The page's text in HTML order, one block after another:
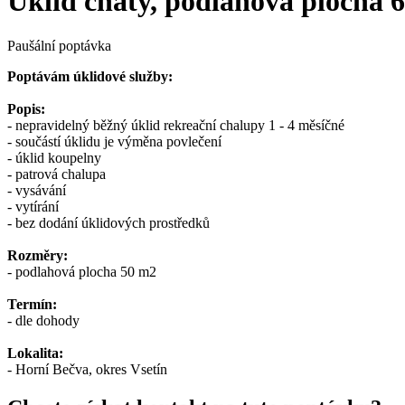
Paušální poptávka
Poptávám úklidové služby:
Popis:
- nepravidelný běžný úklid rekreační chalupy 1 - 4 měsíčné
- součástí úklidu je výměna povlečení
- úklid koupelny
- patrová chalupa
- vysávání
- vytírání
- bez dodání úklidových prostředků
Rozměry:
- podlahová plocha 50 m2
Termín:
- dle dohody
Lokalita:
- Horní Bečva, okres Vsetín